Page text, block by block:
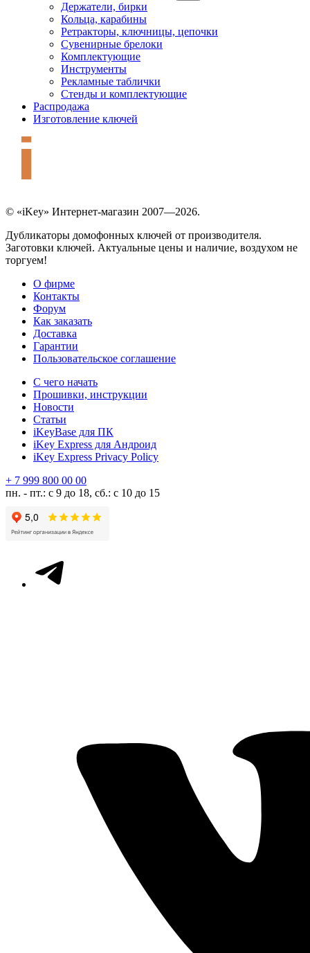
Держатели, бирки
Кольца, карабины
Ретракторы, ключницы, цепочки
Сувенирные брелоки
Комплектующие
Инструменты
Рекламные таблички
Стенды и комплектующие
Распродажа
Изготовление ключей
© «iKey» Интернет-магазин 2007—2026.
Дубликаторы домофонных ключей от производителя.
Заготовки ключей. Актуальные цены и наличие, воздухом не
торгуем!
О фирме
Контакты
Форум
Как заказать
Доставка
Гарантии
Пользовательское соглашение
С чего начать
Прошивки, инструкции
Новости
Статьи
iKeyBase для ПК
iKey Express для Андроид
iKey Express Privacy Policy
+ 7 999 800 00 00
пн. - пт.: с 9 до 18, сб.: с 10 до 15